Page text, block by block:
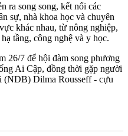
ra song song, kết nối các
sự, nhà khoa học và chuyên
khác nhau, từ nông nghiệp,
tầng, công nghệ và y học.
26/7 để hội đàm song phương
Ai Cập, đồng thời gặp người
(NDB) Dilma Rousseff - cựu